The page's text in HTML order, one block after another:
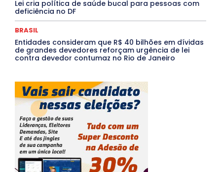
Lei cria política de saúde bucal para pessoas com
deficiência no DF
BRASIL
Entidades consideram que R$ 40 bilhões em dívidas
de grandes devedores reforçam urgência de lei
contra devedor contumaz no Rio de Janeiro